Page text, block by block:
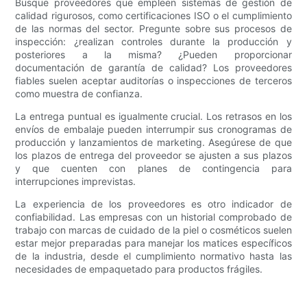
Busque proveedores que empleen sistemas de gestión de
calidad rigurosos, como certificaciones ISO o el cumplimiento
de las normas del sector. Pregunte sobre sus procesos de
inspección: ¿realizan controles durante la producción y
posteriores a la misma? ¿Pueden proporcionar
documentación de garantía de calidad? Los proveedores
fiables suelen aceptar auditorías o inspecciones de terceros
como muestra de confianza.
La entrega puntual es igualmente crucial. Los retrasos en los
envíos de embalaje pueden interrumpir sus cronogramas de
producción y lanzamientos de marketing. Asegúrese de que
los plazos de entrega del proveedor se ajusten a sus plazos
y que cuenten con planes de contingencia para
interrupciones imprevistas.
La experiencia de los proveedores es otro indicador de
confiabilidad. Las empresas con un historial comprobado de
trabajo con marcas de cuidado de la piel o cosméticos suelen
estar mejor preparadas para manejar los matices específicos
de la industria, desde el cumplimiento normativo hasta las
necesidades de empaquetado para productos frágiles.